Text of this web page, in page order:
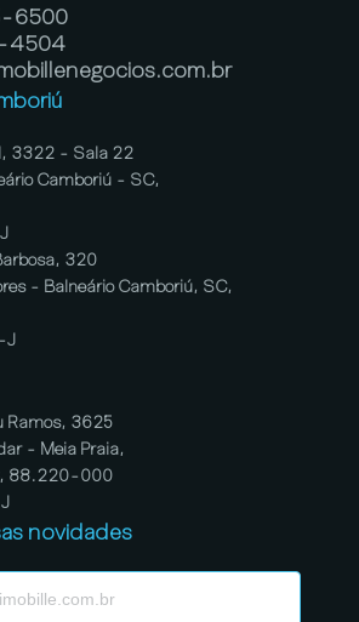
6500
4504
3322 - Sala 22
Camboriú - SC,
320
- Balneário Camboriú, SC,
J
Ramos, 3625
- Meia Praia,
88.220-000
novidades